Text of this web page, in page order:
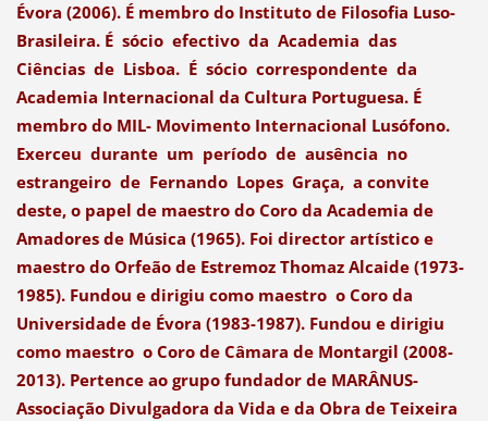
Évora (2006). É membro do Instituto de Filosoﬁa Luso-
Brasileira. É sócio efectivo da Academia das
Ciências de Lisboa. É sócio correspondente da
Academia Internacional da Cultura Portuguesa. É
membro do MIL- Movimento Internacional Lusófono.
Exerceu durante um período de ausência no
estrangeiro de Fernando Lopes Graça, a convite
deste, o papel de maestro do Coro da Academia de
Amadores de Música (1965). Foi director artístico e
maestro do Orfeão de Estremoz Thomaz Alcaide (1973-
1985). Fundou e dirigiu como maestro o Coro da
Universidade de Évora (1983-1987). Fundou e dirigiu
como maestro o Coro de Câmara de Montargil (2008-
2013). Pertence ao grupo fundador de MARÂNUS-
Associação Divulgadora da Vida e da Obra de Teixeira